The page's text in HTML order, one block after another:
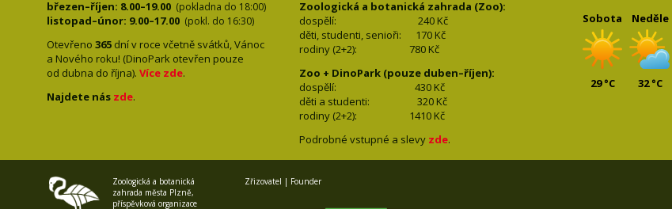
březen–říjen: 8.00–19.00 (pokladna do 18:00)
listopad–únor: 9.00–17.00 (pokl. do 16:30)
Otevřeno 365 dní v roce včetně svátků, Vánoc
a Nového roku! (DinoPark otevřen pouze
od dubna do října). Více zde.
Najdete nás zde.
Zoologická a botanická zahrada (Zoo):
dospělí:
240 Kč
děti, studenti, senioři: 170Kč
rodiny (2+2): 780Kč
Zoo + DinoPark (pouze duben–říjen):
dospělí: 430Kč
děti a studenti: 320 Kč
rodiny (2+2): 1410 Kč
Podrobné vstupné a slevy zde.
Sobota
29 °C
Neděle
32 °C
Zoologická a botanická
zahrada města Plzně,
příspěvková organizace
Zřizovatel | Founder